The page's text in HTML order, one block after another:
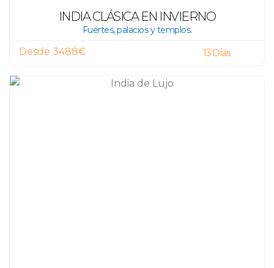
INDIA CLÁSICA EN INVIERNO
Fuertes, palacios y templos.
Desde 3488€ 13 Días